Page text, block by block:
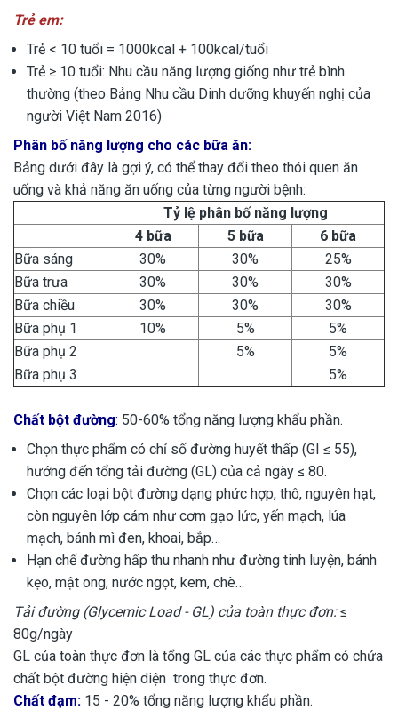
Trẻ em:
Trẻ < 10 tuổi = 1000kcal + 100kcal/tuổi
Trẻ ≥ 10 tuổi: Nhu cầu năng lượng giống như trẻ bình
thường (theo Bảng Nhu cầu Dinh dưỡng khuyến nghị của
người Việt Nam 2016)
Phân bố năng lượng cho các bữa ăn:
Bảng dưới đây là gợi ý, có thể thay đổi theo thói quen ăn
uống và khả năng ăn uống của từng người bệnh:
Tỷ lệ phân bố năng lượng
4 bữa
5 bữa
6 bữa
Bữa sáng
30% 30%
25%
Bữa trưa
30% 30%
30%
Bữa chiều
30% 30%
30%
Bữa phụ 1
10% 5%
5%
Bữa phụ 2
5%
5%
Bữa phụ 3
5%
Chất bột đường: 50-60% tổng năng lượng khẩu phần.
Chọn thực phẩm có chỉ số đường huyết thấp (GI ≤ 55),
hướng đến tổng tải đường (GL) của cả ngày ≤ 80.
Chọn các loại bột đường dạng phức hợp, thô, nguyên hạt,
còn nguyên lớp cám như cơm gạo lức, yến mạch, lúa
mạch, bánh mì đen, khoai, bắp…
Hạn chế đường hấp thu nhanh như đường tinh luyện, bánh
kẹo, mật ong, nước ngọt, kem, chè…
Tảiđường (Glycemic Load- GL) của toàn thực đơn:≤
80g/ngày
GL của toàn thực đơn là tổng GL của các thực phẩm có chứa
chất bột đường hiện diện trong thực đơn.
Chất đạm: 15 - 20% tổng năng lượng khẩu phần.